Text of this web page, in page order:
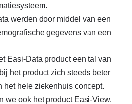
werden door middel van een
gegevens van een
Easi-Data product een tal van
het product zich steeds beter
het hele ziekenhuis concept.
we ook het product Easi-View.